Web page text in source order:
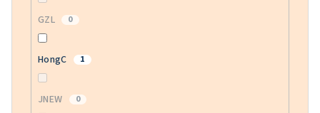
GZL 0
HongC 1
JNEW 0